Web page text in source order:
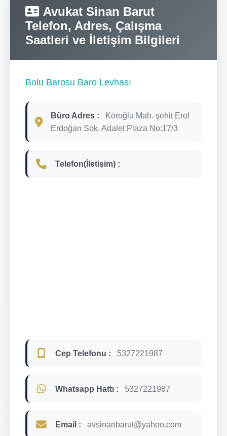
Avukat Sinan Barut
Telefon, Adres, Çalışma
Saatleri ve İletişim Bilgileri
Bolu Barosu Baro Levhası
Büro Adres :
Köroğlu Mah. şehit Erol
Erdoğan Sok. Adalet Plaza No:17/3
Telefon(İletişim) :
Cep Telefonu : 5327221987
Whatsapp Hattı : 5327221987
Email : avsinanbarut@yahoo.com